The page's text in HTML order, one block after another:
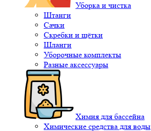
Уборка и чистка
Штанги
Сачки
Скребки и щётки
Шланги
Уборочные комплекты
Разные аксессуары
Химия для бассейна
Химические средства для воды